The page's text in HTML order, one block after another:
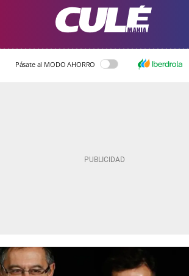
Pásate al MODO AHORRO